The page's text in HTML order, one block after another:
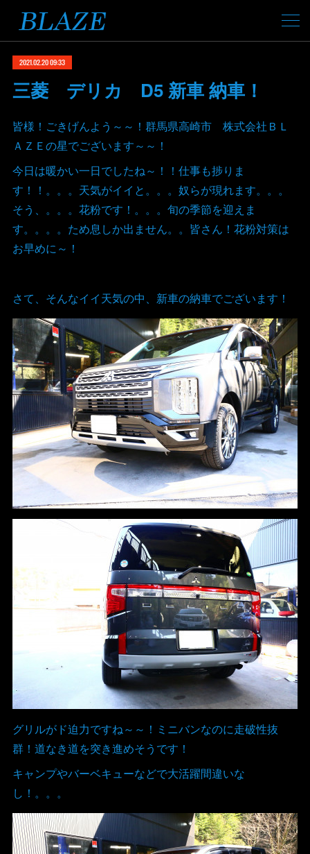
2021.02.20 09:33
三菱 デリカ D5 新車 納車！
皆様！ごきげんよう～～！群馬県高崎市 株式会社ＢＬ
ＡＺＥの星でございます～～！
今日は暖かい一日でしたね～！！仕事も捗りま
す！！。。。天気がイイと。。。奴らが現れます。。。
そう、。。。花粉です！。。。旬の季節を迎えま
す。。。。ため息しか出ません。。皆さん！花粉対策は
お早めに～！
さて、そんなイイ天気の中、新車の納車でございます！
グリルがド迫力ですね～～！ミニバンなのに走破性抜
群！道なき道を突き進めそうです！
キャンプやバーベキューなどで大活躍間違いな
し！。。。